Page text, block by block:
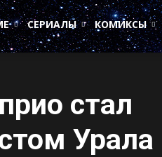
СЕРИАЛЫ КОМИКСЫ
стал
Урала